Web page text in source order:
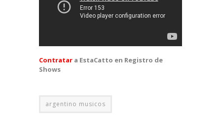
Contratar a EstaCatto en Registro de
Shows
argentino musicos